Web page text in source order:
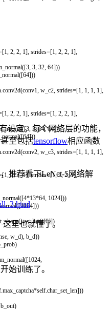
[1 2 2 1] strides=[1 2 2 1]
([3 3 32 64]))
([64]))
conv2d(conv1 w_c2 strides=[1 1 1 1]
[1 2 2 1] strides=[1 2 2 1]
([3 3, 64, 64]))
([64]))
conv2d(conv2 w_c3 strides=[1 1 1 1]
[1 2, 2, 1], strides=[1 , 2, 2, 1] ,
([4*13*64 1024]))
([1024]))
().as_list()[0]])
w_d) b_d))
)
([1024
max_captcha*self char_set_len]))
b_out)
设定。每个网络层的功能，
至包括tensorflow相应函数
推荐看下LeNet-5网络解
里也就懂了。
始训练了。